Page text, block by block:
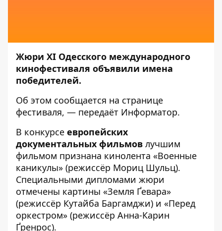
Жюри XI Одесского международного
кинофестиваля объявили имена
победителей.
Об этом сообщается на странице
фестиваля, — передаёт Информатор.
В конкурсе европейских
документальных фильмов лучшим
фильмом признана кинолента «Военные
каникулы» (режиссёр Мориц Шульц).
Специальными дипломами жюри
отмечены картины «Земля Ґеварa»
(режиссёр Кутайба Баргамджи) и «Перед
оркестром» (режиссёр Анна-Карин
Ґренрос).